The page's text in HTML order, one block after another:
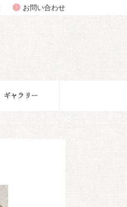
お問い合わせ